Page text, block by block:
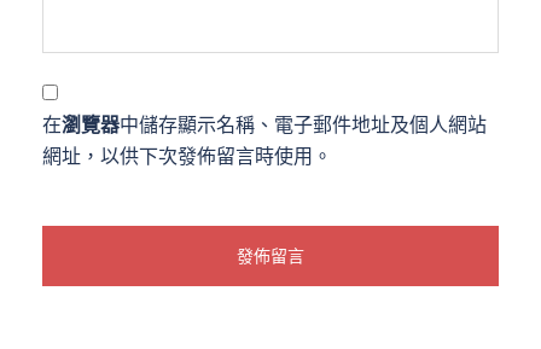
在瀏覽器中儲存顯示名稱、電子郵件地址及個人網站
網址，以供下次發佈留言時使用。